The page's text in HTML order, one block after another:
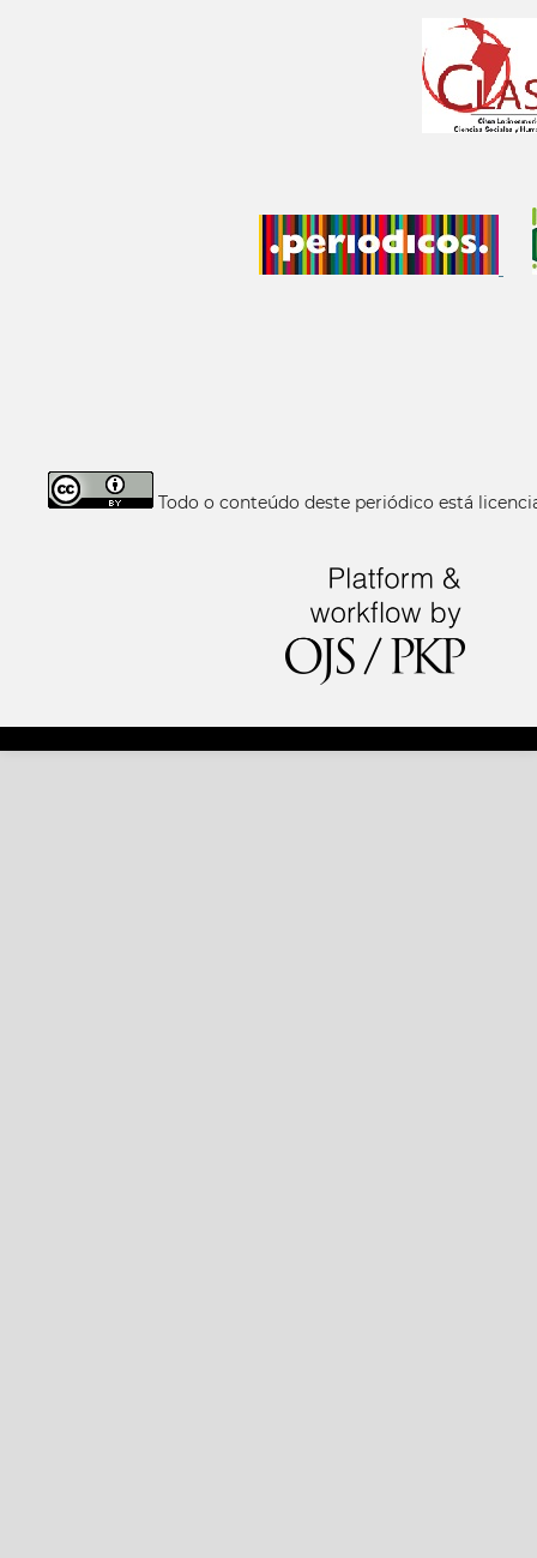
Todo o conteúdo deste periódico está